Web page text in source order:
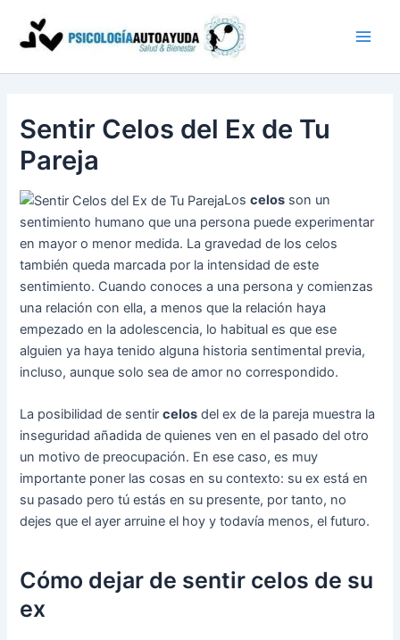
contenido
Sentir Celos del Ex de Tu
Pareja
Loscelos son un
sentimiento humano que una persona puede experimentar
en mayor o menor medida. La gravedad de los celos
también queda marcada por la intensidad de este
sentimiento. Cuando conoces a una persona y comienzas
una relación con ella, a menos que la relación haya
empezado en la adolescencia, lo habitual es que ese
alguien ya haya tenido alguna historia sentimental previa,
incluso, aunque solo sea de amor no correspondido.
La posibilidad de sentircelos del ex de la pareja muestra la
inseguridad añadida de quienes ven en el pasado del otro
un motivo de preocupación. En ese caso, es muy
importante poner las cosas en su contexto: su ex está en
su pasado pero tú estás en su presente, por tanto, no
dejes que el ayer arruine el hoy y todavía menos, el futuro.
Cómo dejar de sentir celos de su
ex